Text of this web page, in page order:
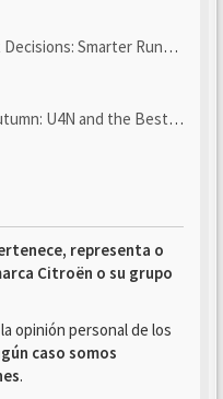
Smarter Runs With U4N
and the Best Rewards to Grab
representa o
Citroën o su grupo
opinión personal de los
caso somos
.